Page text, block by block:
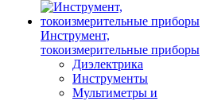
Инструмент,
токоизмерительные приборы
Диэлектрика
Инструменты
Мультиметры и